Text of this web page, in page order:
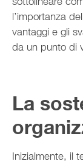
l’importanza
vantaggi e gli
da un punto di
La
Inizialmente, il